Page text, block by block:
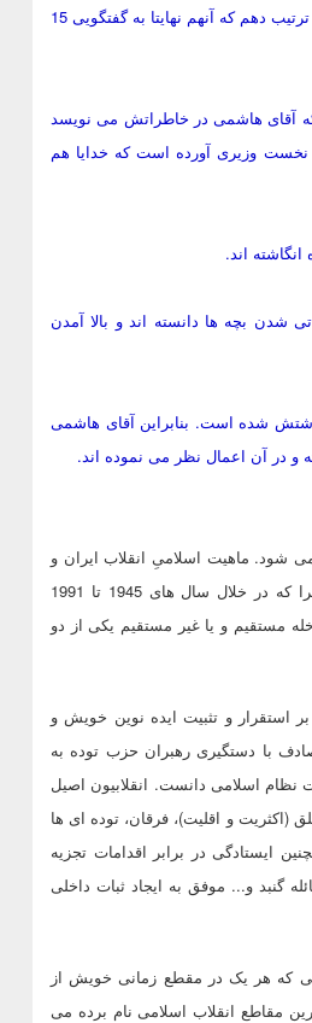
*بنده یک سال و نیم تلاش نموده ام تا موفق شدم با آقای اژه ای بازجوی وقت تقی محمدی مصاحبه ای ترتیب دهم که آنهم نهایتا به گفتگویی 15
که آقای هاشمی در خاطراتش می نویسد
نخست وزیری آورده است که خدایا هم
اند.
شدن بچه ها دانسته اند و بالا آمدن
شده است. بنابراین آقای هاشمی
و در آن اعمال نظر می نموده اند.
قرن بیستم یاد می شود. ماهیت اسلامیِ انقلاب ایران و
بروز آن در فضای دو قطبی ناشی از جنگ سرد نشان از اهمیت فزاینده این تحرک انقلابی دارد، چرا که در خلال سال های 1945 تا 1991
مستقیم و یا غیر مستقیم یکی از دو
و تثبیت ایده نوین خویش و
فزاینده درونی و بیرونی قرار دهد. به واقع از بهمن 1357 تا اواسط سال 1362 (مصادف با دستگیری رهبران حزب توده به
نظام اسلامی دانست. انقلابیون اصیل
و اقلیت)، فرقان، توده ای ها
ایستادگی در برابر اقدامات تجزیه
گنبد و... موفق به ایجاد ثبات داخلی
که هر یک در مقطع زمانی خویش از
سال 1360 به عنوان یکی از بحرانی ترین مقاطع انقلاب اسلامی نام برده می